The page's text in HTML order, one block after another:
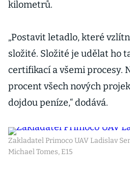
kilometrů.
„Postavit letadlo, které
složité. Složité je udělat ho
certifikací a všemi procesy.
procent všech nových
dojdou peníze,“ dodává.
Zakladatel Primoco UAV Ladislav
Michael Tomes, E15